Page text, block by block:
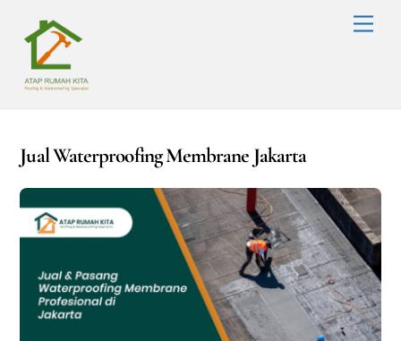
content
Jual Waterproofing Membrane Jakarta